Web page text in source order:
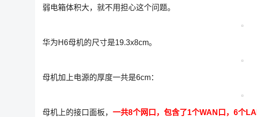
弱电箱体积大，就不用担心这个问题。
华为H6母机的尺寸是19.3x8cm。
母机加上电源的厚度一共是6cm：
母机上的接口面板， 一共8个网口，包含了1个WAN口，6个